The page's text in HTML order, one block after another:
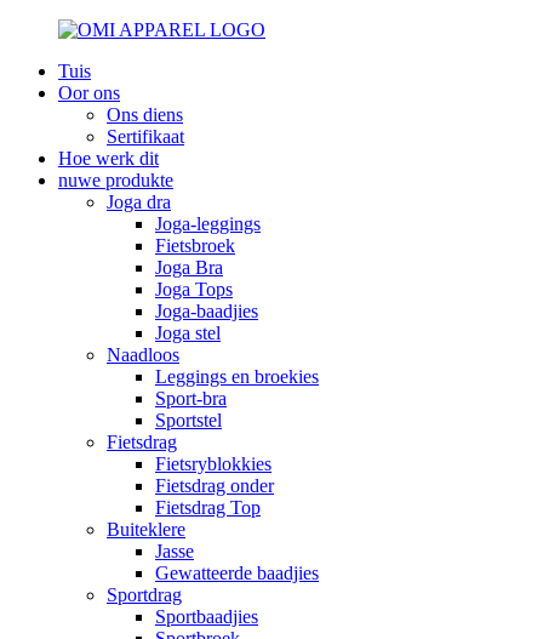
Tuis
Oor ons
Ons diens
Sertifikaat
Hoe werk dit
nuwe produkte
Joga dra
Joga-leggings
Fietsbroek
Joga Bra
Joga Tops
Joga-baadjies
Joga stel
Naadloos
Leggings en broekies
Sport-bra
Sportstel
Fietsdrag
Fietsryblokkies
Fietsdrag onder
Fietsdrag Top
Buiteklere
Jasse
Gewatteerde baadjies
Sportdrag
Sportbaadjies